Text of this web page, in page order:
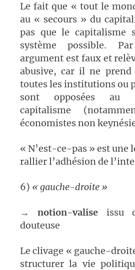
Le fait que « tout le
au « secours » du
pas que le capitalisme
système possible.
argument est faux et
abusive, car il ne prend
toutes les institutions ou
sont opposées au
capitalisme
économistes non
« N’est-ce-pas » est une
rallier l’adhésion de
6) « gauche-droite »
→ notion-valiseissu
douteuse
Le clivage « gauche-
structurer la vie